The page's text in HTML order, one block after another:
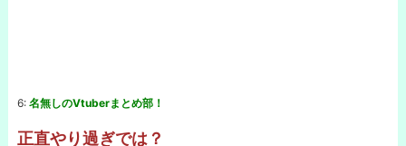
6: 名無しのVtuberまとめ部！
正直やり過ぎでは？